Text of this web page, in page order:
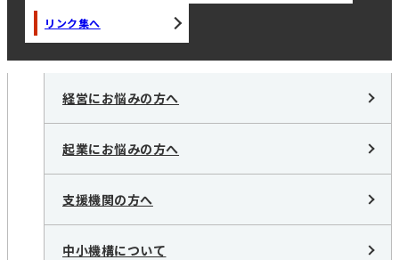
リンク集へ
経営にお悩みの方へ
起業にお悩みの方へ
支援機関の方へ
中小機構について